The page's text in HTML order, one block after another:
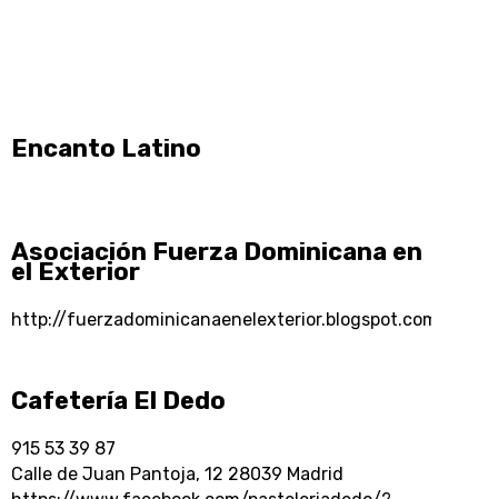
Encanto Latino
Asociación Fuerza Dominicana en
el Exterior
http://fuerzadominicanaenelexterior.blogspot.com/
Cafetería El Dedo
915 53 39 87
Calle de Juan Pantoja, 12 28039 Madrid